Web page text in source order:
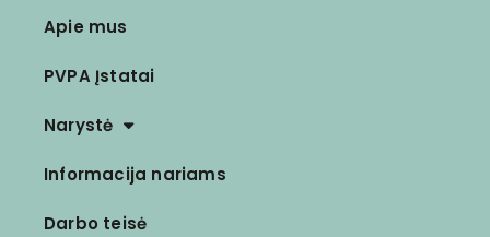
Apie mus
PVPA Įstatai
Narystė
Informacija nariams
Darbo teisė